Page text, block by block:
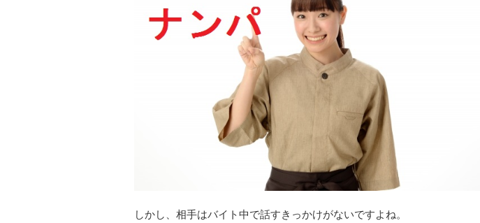
しかし、相手はバイト中で話すきっかけがないですよね。